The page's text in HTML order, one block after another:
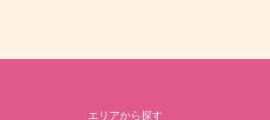
エリアから探す